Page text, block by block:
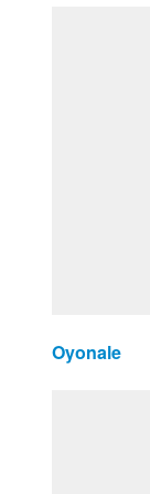
Oyonale